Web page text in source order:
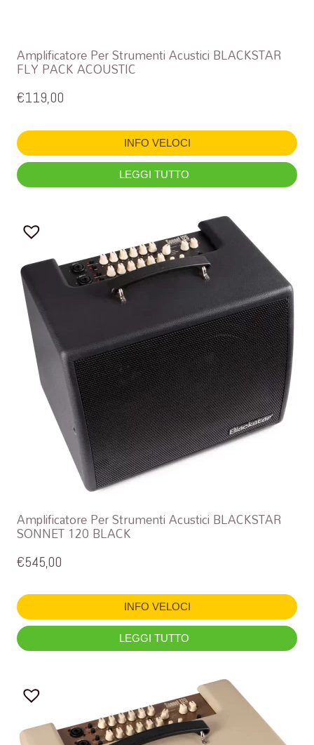
Amplificatore Per Strumenti Acustici BLACKSTAR
FLY PACK ACOUSTIC
€119,00
INFO VELOCI
LEGGI TUTTO
Amplificatore Per Strumenti Acustici BLACKSTAR
SONNET 120 BLACK
€545,00
INFO VELOCI
LEGGI TUTTO